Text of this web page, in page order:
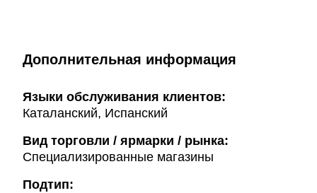
Дополнительная информация
Языки обслуживания клиентов:
Каталанский, Испанский
Вид торговли / ярмарки / рынка:
Специализированные магазины
Подтип: